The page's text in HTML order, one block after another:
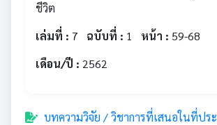
ชีวิต
เล่มที่ : 7 ฉบับที่ : 1 หน้า : 59-68
เดือน/ปี : 2562
บทความวิจัย / วิชาการที่เสนอในที่ปร